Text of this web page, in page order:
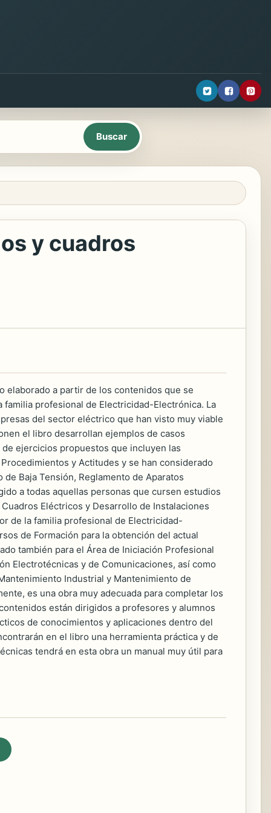
y cuadros
elaborado a partir de los contenidos que se
profesional de Electricidad-Electrónica. La
del sector eléctrico que han visto muy viable
el libro desarrollan ejemplos de casos
ejercicios propuestos que incluyen las
y Actitudes y se han considerado
Baja Tensión, Reglamento de Aparatos
a todas aquellas personas que cursen estudios
Eléctricos y Desarrollo de Instalaciones
de la familia profesional de Electricidad-
de Formación para la obtención del actual
también para el Área de Iniciación Profesional
Electrotécnicas y de Comunicaciones, así como
Industrial y Mantenimiento de
es una obra muy adecuada para completar los
están dirigidos a profesores y alumnos
de conocimientos y aplicaciones dentro del
en el libro una herramienta práctica y de
tendrá en esta obra un manual muy útil para